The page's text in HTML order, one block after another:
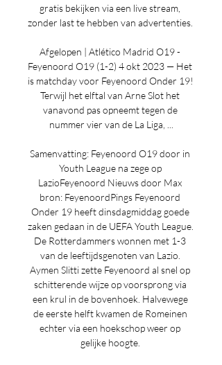
gratis bekijken via een live stream,
zonder last te hebben van advertenties.
Afgelopen | Atlético Madrid O19 -
Feyenoord O19 (1-2) 4 okt 2023 — Het
is matchday voor Feyenoord Onder 19!
Terwijl het elftal van Arne Slot het
vanavond pas opneemt tegen de
nummer vier van de La Liga, ...
Samenvatting: Feyenoord O19 door in
Youth League na zege op
LazioFeyenoord Nieuws door Max
bron: FeyenoordPings Feyenoord
Onder 19 heeft dinsdagmiddag goede
zaken gedaan in de UEFA Youth League.
De Rotterdammers wonnen met 1-3
van de leeftijdsgenoten van Lazio.
Aymen Slitti zette Feyenoord al snel op
schitterende wijze op voorsprong via
een krul in de bovenhoek. Halvewege
de eerste helft kwamen de Romeinen
echter via een hoekschop weer op
gelijke hoogte.